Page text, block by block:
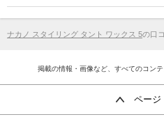
ナカノ スタイリング タント ワックス 5の口
掲載の情報・画像など、すべてのコン
ページ